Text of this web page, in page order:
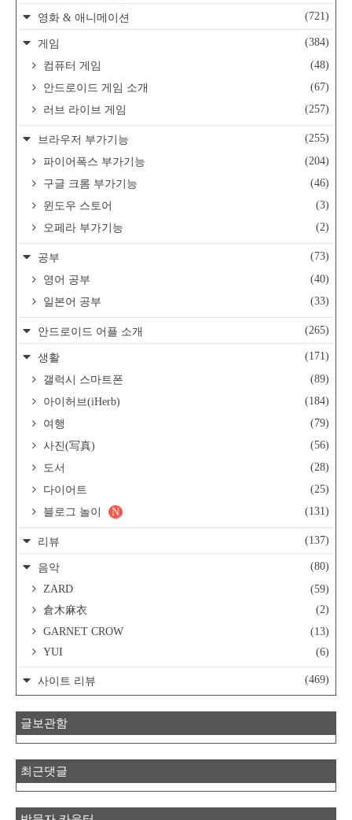
영화 & 애니메이션 (721)
게임
(384)
컴퓨터 게임
(48)
안드로이드 게임 소개
(67)
러브 라이브 게임
(257)
브라우저 부가기능
(255)
파이어폭스 부가기능
(204)
구글 크롬 부가기능
(46)
윈도우 스토어
(3)
오페라 부가기능
(2)
공부
(73)
영어 공부
(40)
일본어 공부
(33)
안드로이드 어플 소개 (265)
생활
(171)
갤럭시 스마트폰
(89)
아이허브(iHerb)
(184)
여행
(79)
사진(写真)
(56)
도서
(28)
다이어트
(25)
블로그 놀이
(131)
N
리뷰 (137)
음악
(80)
ZARD
(59)
倉木麻衣
(2)
GARNET CROW
(13)
YUI
(6)
사이트 리뷰 (469)
글보관함
최근댓글